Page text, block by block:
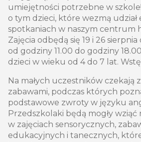
umiejętności potrzebne w
o tym dzieci, które wezmą
spotkaniach w naszym centrum
Zajęcia odbędą się 19 i 26
od godziny 11.00 do godziny
dzieci w wieku od 4 do 7 lat.
Na małych uczestników czekają
zabawami, podczas których
podstawowe zwroty w języku
Przedszkolaki będą mogły wziąć
w zajęciach sensorycznych,
edukacyjnych i tanecznych,